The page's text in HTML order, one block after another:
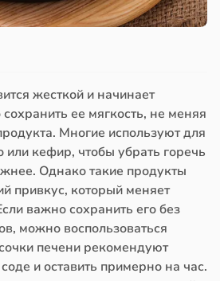
жесткой и начинает
сохранить ее мягкость, не меняя
Многие используют для
кефир, чтобы убрать горечь
Однако такие продукты
привкус, который меняет
важно сохранить его без
можно воспользоваться
печени рекомендуют
и оставить примерно на час.